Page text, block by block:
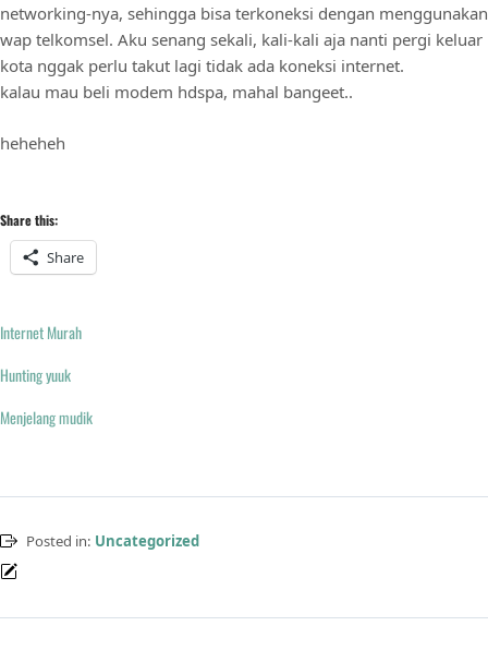
networking-nya, sehingga bisa terkoneksi dengan menggunakan
wap telkomsel. Aku senang sekali, kali-kali aja nanti pergi keluar
kota nggak perlu takut lagi tidak ada koneksi internet.
kalau mau beli modem hdspa, mahal bangeet..
heheheh
Share this:
Share
Internet Murah
Hunting yuuk
Menjelang mudik
Posted in: Uncategorized